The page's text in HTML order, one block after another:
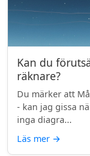
Kan du
räknare?
Du märker att
- kan jag gissa
inga diagra...
Läs mer →